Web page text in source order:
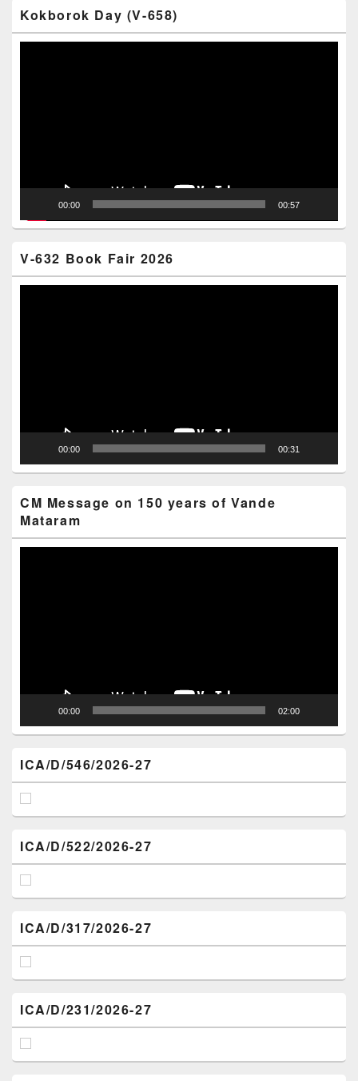
Kokborok Day (V-658)
00:00 00:57
V-632 Book Fair 2026
00:00 00:31
CM Message on 150 years of Vande
Mataram
00:00 02:00
ICA/D/546/2026-27
ICA/D/522/2026-27
ICA/D/317/2026-27
ICA/D/231/2026-27